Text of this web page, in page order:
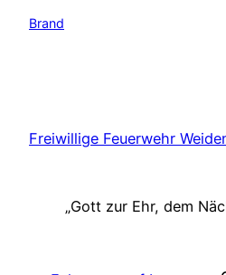
Brand
Freiwillige Feuerwehr
„Gott zur Ehr, dem